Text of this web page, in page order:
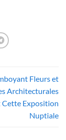
Fleurs et
Architecturales
Exposition
Nuptiale